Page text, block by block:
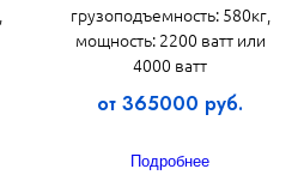
грузоподъемность: 580кг,
мощность: 2200 ватт или
4000 ватт
от 365000 руб.
Подробнее